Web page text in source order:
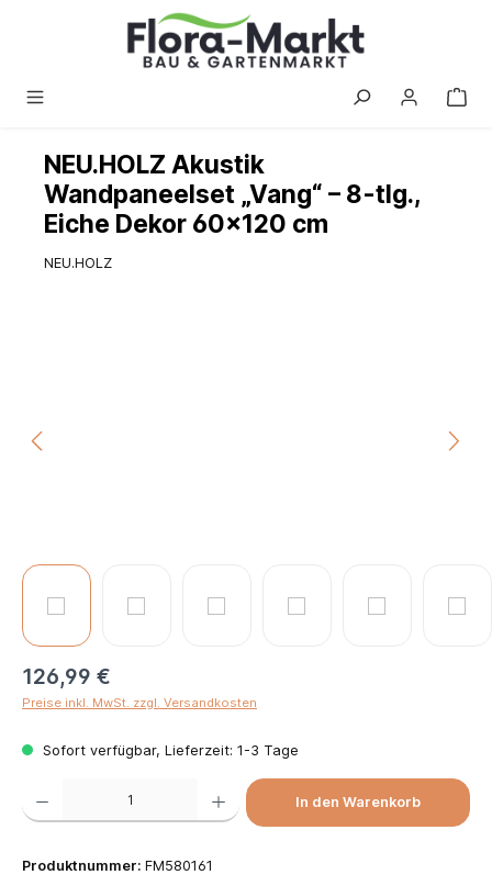
NEU.HOLZ Akustik
Wandpaneelset „Vang“ – 8-tlg.,
Eiche Dekor 60×120 cm
NEU.HOLZ
126,99 €
Preise inkl. MwSt. zzgl. Versandkosten
Sofort verfügbar, Lieferzeit: 1-3 Tage
Produkt Anzahl: Gib den gewünschten Wert ein oder benutze die Schaltflächen um die
In den Warenkorb
Produktnummer: FM580161